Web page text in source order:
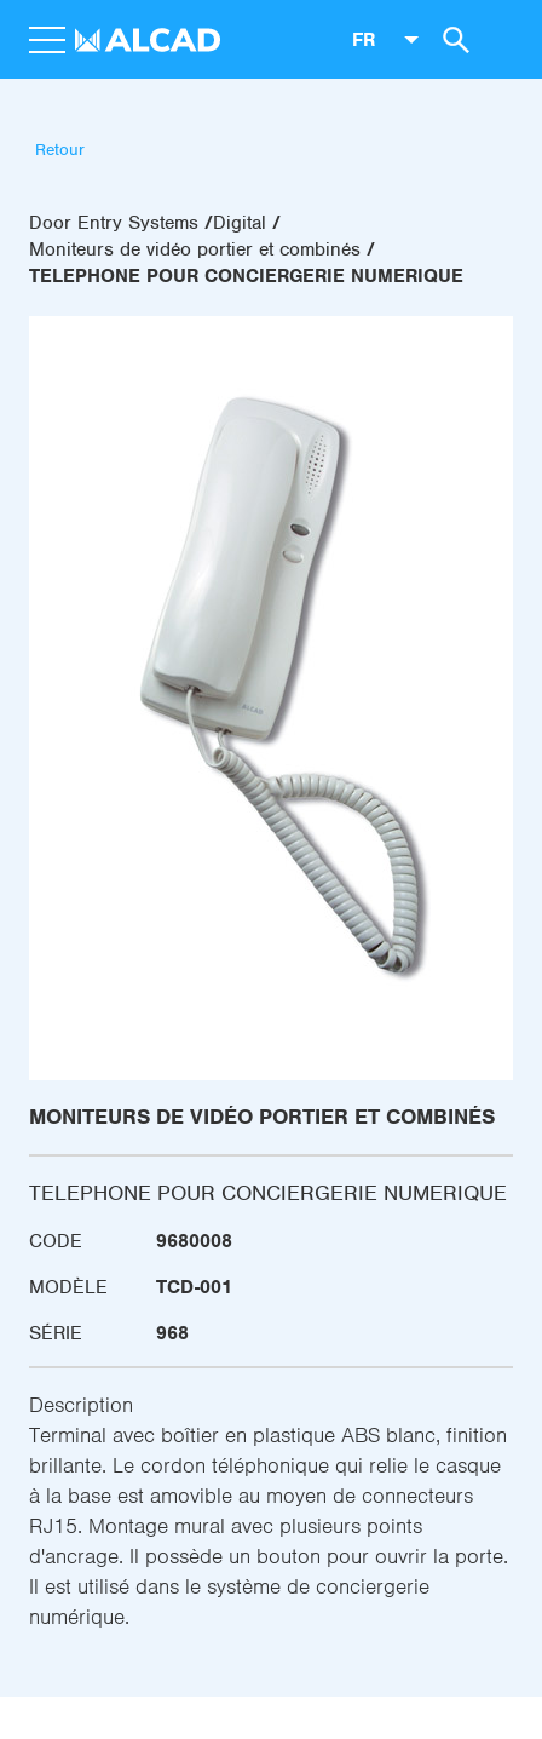
FR
Retour
Door Entry Systems
Digital
Moniteurs de vidéo portier et combinés
TELEPHONE POUR CONCIERGERIE NUMERIQUE
MONITEURS DE VIDÉO PORTIER ET COMBINÉS
TELEPHONE POUR CONCIERGERIE NUMERIQUE
CODE
9680008
MODÈLE
TCD-001
SÉRIE
968
Description
Terminal avec boîtier en plastique ABS blanc, finition
brillante. Le cordon téléphonique qui relie le casque
à la base est amovible au moyen de connecteurs
RJ15. Montage mural avec plusieurs points
d'ancrage. Il possède un bouton pour ouvrir la porte.
Il est utilisé dans le système de conciergerie
numérique.